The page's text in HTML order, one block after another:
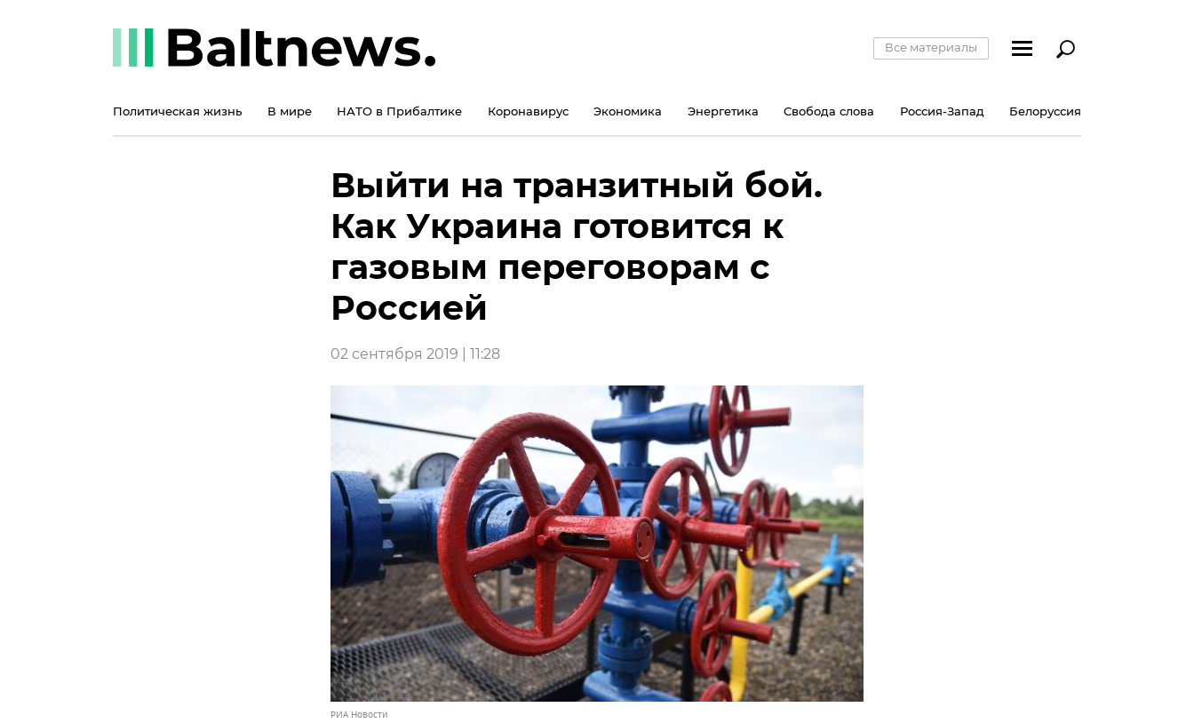
Все материалы
Политическая жизнь В мире НАТО в Прибалтике Коронавирус Экономика Энергетика Свобода слова Россия-Запад Белоруссия
Выйти на транзитный бой.
Как Украина готовится к
газовым переговорам с
Россией
02 сентября 2019 | 11:28
РИА Новости